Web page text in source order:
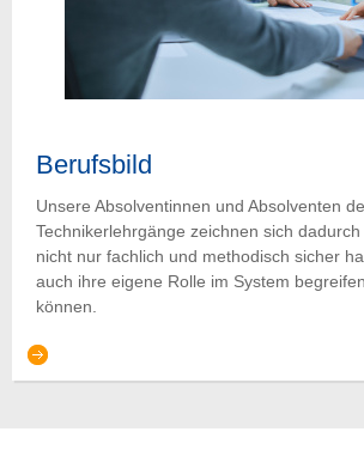
Berufsbild
Unsere Absolventinnen und Absolventen
Technikerlehrgänge zeichnen sich
nicht nur fachlich und methodisch sicher
auch ihre eigene Rolle im System
können.